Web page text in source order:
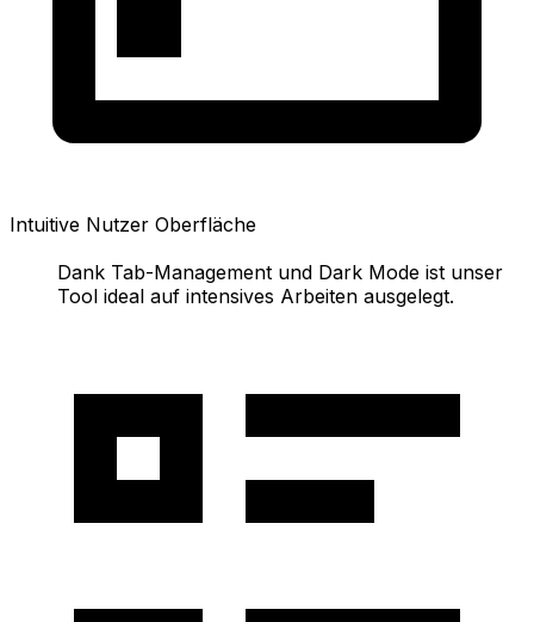
Intuitive Nutzer Oberfläche
Dank Tab-Management und Dark Mode ist unser
Tool ideal auf intensives Arbeiten ausgelegt.